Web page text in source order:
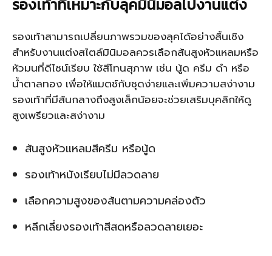
รองเท้าที่เหมาะกับลุคมินิมอลไปงานแต่ง
รองเท้าสามารถเปลี่ยนภาพรวมของลุคได้อย่างสิ้นเชิง
สำหรับงานแต่งสไตล์มินิมอลควรเลือกส้นสูงหัวแหลมหรือ
หัวมนที่ดีไซน์เรียบ ใช้สีโทนสุภาพ เช่น นู้ด ครีม ดำ หรือ
น้ำตาลทอง เพื่อให้แมตช์กับชุดง่ายและเพิ่มความสง่างาม
รองเท้าที่มีส้นกลางถึงสูงเล็กน้อยจะช่วยเสริมบุคลิกให้ดู
สูงเพรียวและสง่างาม
ส้นสูงหัวแหลมสีครีม หรือนู้ด
รองเท้าหนังเรียบไม่มีลวดลาย
เลือกความสูงของส้นตามความคล่องตัว
หลีกเลี่ยงรองเท้าสีสดหรือลวดลายเยอะ